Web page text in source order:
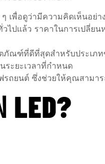
เพื่อดูว่ามีความคิดเห็นอย่
ไปแล้ว ราคาในการเปลี่
ภัณฑ์ที่ดีที่สุดสำหรับประเภ
ะยะเวลาที่กำหนด
ถยนต์ ซึ่งช่วยให้คุณสามา